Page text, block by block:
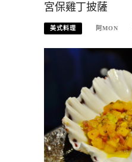
宮保雞丁披薩
美式料理 阿MON